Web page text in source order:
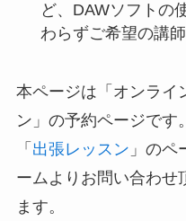
ど、DAWソフトの
わらずご希望の講
本ページは「オンライ
ン」の予約ページです
「 出張レッスン 」のペ
ームよりお問い合わせ
ます。